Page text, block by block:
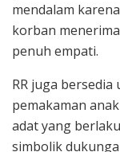
mendalam
korban
penuh empati.
RR juga
pemakaman
adat yang
simbolik